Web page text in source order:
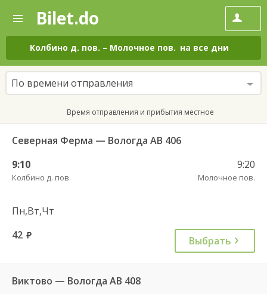
—
Поиск
и
покупка
билетов
на
автобус
онлайн
Bilet.do
Колбино д. пов. – Молочное пов. на все дни
По времени отправления
Время отправления и прибытия местное
Северная Ферма — Вологда АВ 406
9:10
Колбино д. пов.
9:20
Молочное пов.
Пн,Вт,Чт
42 руб. Выбрать
Виктово — Вологда АВ 408